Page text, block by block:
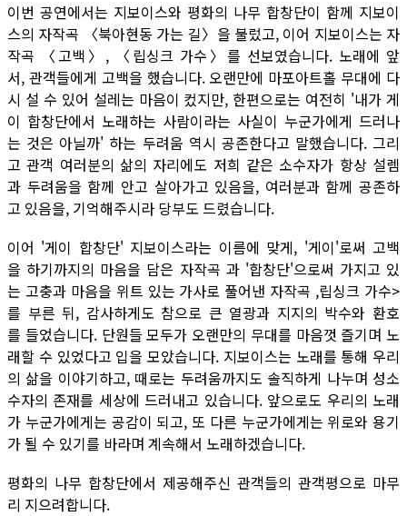
이번 공연에서는 지보이스와 평화의 나무 합창단이 함께 지보이
스의 자작곡 〈북아현동 가는 길〉을 불렀고, 이어 지보이스는 자
작곡 〈고백〉, 〈립싱크 가수〉를 선보였습니다. 노래에 앞
서, 관객들에게 고백을 했습니다. 오랜만에 마포아트홀 무대에 다
시 설 수 있어 설레는 마음이 컸지만, 한편으로는 여전히 '내가 게
이 합창단에서 노래하는 사람이라는 사실이 누군가에게 드러나
는 것은 아닐까' 하는 두려움 역시 공존한다고 말했습니다. 그리
고 관객 여러분의 삶의 자리에도 저희 같은 소수자가 항상 설렘
과 두려움을 함께 안고 살아가고 있음을, 여러분과 함께 공존하
고 있음을, 기억해주시라 당부도 드렸습니다.
이어 '게이 합창단' 지보이스라는 이름에 맞게, '게이'로써 고백
을 하기까지의 마음을 담은 자작곡 과 '합창단'으로써 가지고 있
는 고충과 마음을 위트 있는 가사로 풀어낸 자작곡 ,립싱크 가수>
를 부른 뒤, 감사하게도 참으로 큰 열광과 지지의 박수와 환호
를 들었습니다. 단원들 모두가 오랜만의 무대를 마음껏 즐기며 노
래할 수 있었다고 입을 모았습니다. 지보이스는 노래를 통해 우리
의 삶을 이야기하고, 때로는 두려움까지도 솔직하게 나누며 성소
수자의 존재를 세상에 드러내고 있습니다. 앞으로도 우리의 노래
가 누군가에게는 공감이 되고, 또 다른 누군가에게는 위로와 용기
가 될 수 있기를 바라며 계속해서 노래하겠습니다.
평화의 나무 합창단에서 제공해주신 관객들의 관객평으로 마무
리 지으려합니다.